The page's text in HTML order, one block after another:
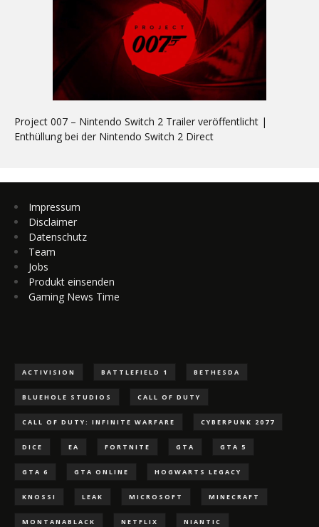
Project 007 – Nintendo Switch 2 Trailer veröffentlicht |
Enthüllung bei der Nintendo Switch 2 Direct
Impressum
Disclaimer
Datenschutz
Team
Jobs
Produkt einsenden
Gaming News Time
ACTIVISION BATTLEFIELD 1 BETHESDA
BLUEHOLE STUDIOS CALL OF DUTY
CALL OF DUTY: INFINITE WARFARE CYBERPUNK 2077
DICE EA FORTNITE GTA GTA 5
GTA 6 GTA ONLINE HOGWARTS LEGACY
KNOSSI LEAK MICROSOFT MINECRAFT
MONTANABLACK NETFLIX NIANTIC